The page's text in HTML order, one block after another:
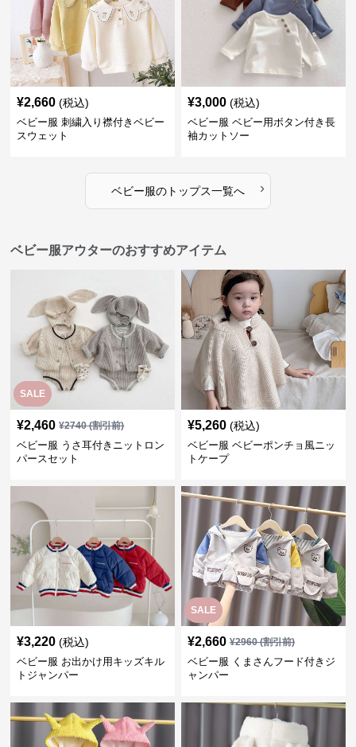
¥2,660 (税込)
ベビー服 刺繍入り襟付きベビー
スウェット
¥3,000 (税込)
ベビー服 ベビー用ボタン付き長
袖カットソー
ベビー服のトップス一覧へ ›
ベビー服アウターのおすすめアイテム
SALE
¥2,460 ¥2740(割引前)
ベビー服 うさ耳付きニットロン
パースセット
¥5,260 (税込)
ベビー服 ベビーポンチョ風ニッ
トケープ
¥3,220 (税込)
ベビー服 お出かけ用キッズキル
トジャンパー
SALE
¥2,660 ¥2960(割引前)
ベビー服 くまさんフード付きジ
ャンパー